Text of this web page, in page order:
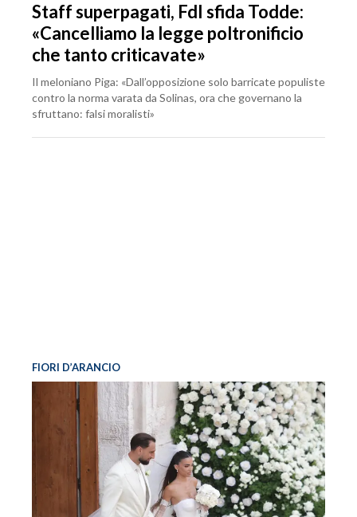
Staff superpagati, FdI sfida Todde:
«Cancelliamo la legge poltronificio
che tanto criticavate»
Il meloniano Piga: «Dall’opposizione solo barricate populiste
contro la norma varata da Solinas, ora che governano la
sfruttano: falsi moralisti»
FIORI D’ARANCIO